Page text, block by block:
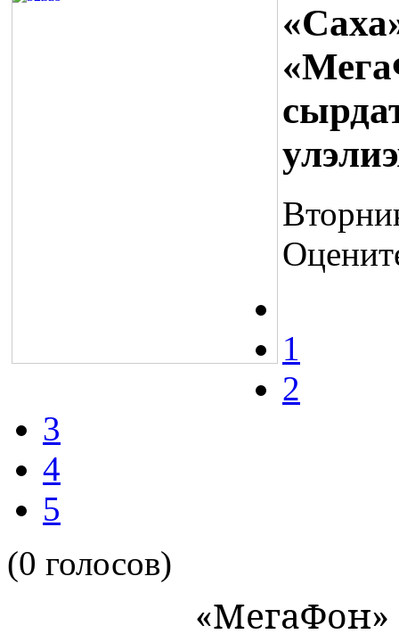
1
2
3
4
5
(0 голосов)
«МегаФон»